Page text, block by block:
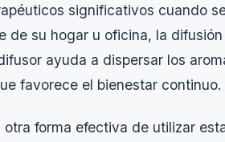
significativos cuando
de su hogar u oficina, la
ayuda a dispersar los
favorece el bienestar continuo.
forma efectiva de utilizar